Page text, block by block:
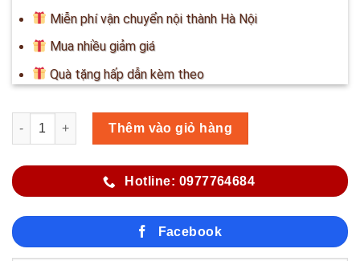
Miễn phí vận chuyển nội thành Hà Nội
Mua nhiều giảm giá
Quà tặng hấp dẫn kèm theo
Số lượng
Thêm vào giỏ hàng
Hotline: 0977764684
Facebook